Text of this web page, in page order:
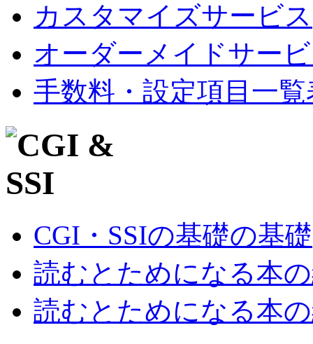
カスタマイズサービス
オーダーメイドサー
手数料・設定項目一覧
CGI・SSIの基礎の基礎
読むとためになる本
読むとためになる本